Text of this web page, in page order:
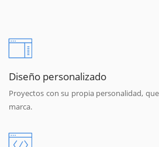
Diseño personalizado
Proyectos con su propia personalidad,
marca.